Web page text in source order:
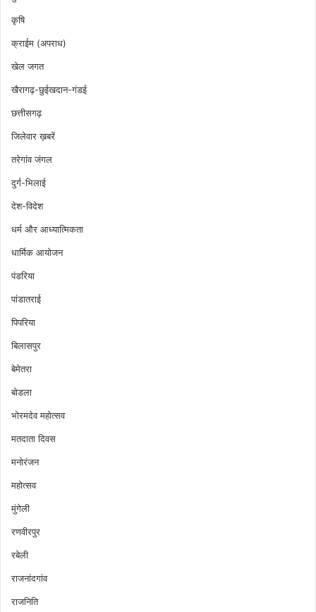
कृषि
क्राईम (अपराध)
खेल जगत
खैरागढ़-छुईखदान-गंडई
छत्तीसगढ़
जिलेवार ख़बरें
तरेगांव जंगल
दुर्ग-भिलाई
देश-विदेश
धर्म और आध्यात्मिकता
धार्मिक आयोजन
पंडरिया
पांडातराई
पिपरिया
बिलासपुर
बेमेतरा
बोडला
भोरमदेव महोत्सव
मतदाता दिवस
मनोरंजन
महोत्सव
मुंगेली
रणवीरपुर
रबेली
राजनांदगांव
राजनिति